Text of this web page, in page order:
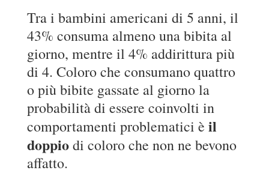
Tra i bambini americani di 5 anni, il
43% consuma almeno una bibita al
giorno, mentre il 4% addirittura più
di 4. Coloro che consumano quattro
o più bibite gassate al giorno la
probabilità di essere coinvolti in
comportamenti problematici è il
doppiodi coloro che non ne bevono
affatto.